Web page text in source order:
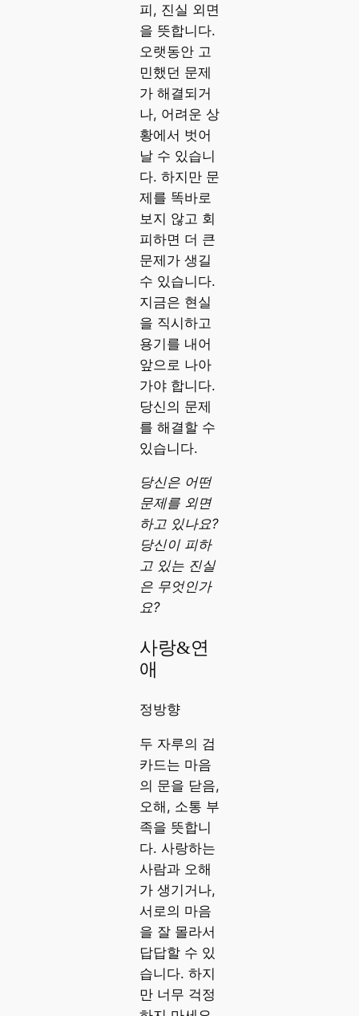
피, 진실 외면
을 뜻합니다.
오랫동안 고
민했던 문제
가 해결되거
나, 어려운 상
황에서 벗어
날 수 있습니
다. 하지만 문
제를 똑바로
보지 않고 회
피하면 더 큰
문제가 생길
수 있습니다.
지금은 현실
을 직시하고
용기를 내어
앞으로 나아
가야 합니다.
당신의 문제
를 해결할 수
있습니다.
당신은 어떤
문제를 외면
하고 있나요?
당신이 피하
고 있는 진실
은 무엇인가
요?
사랑&연
애
정방향
두 자루의 검
카드는 마음
의 문을 닫음,
오해, 소통 부
족을 뜻합니
다. 사랑하는
사람과 오해
가 생기거나,
서로의 마음
을 잘 몰라서
답답할 수 있
습니다. 하지
만 너무 걱정